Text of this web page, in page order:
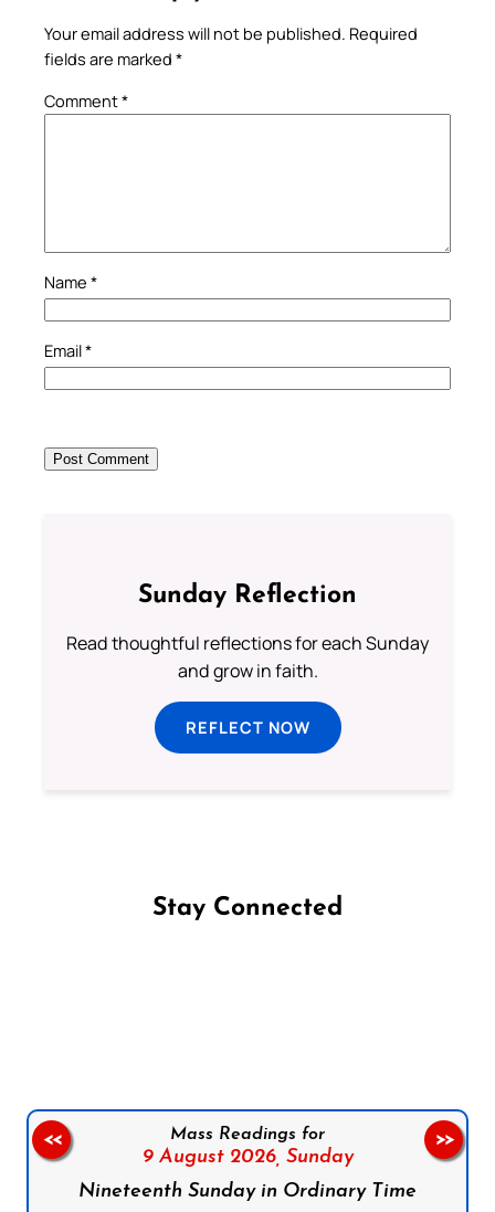
Your email address will not be published. Required
fields are marked *
Comment*
Name *
Email*
Sunday Reflection
Read thoughtful reflections for each Sunday
and grow in faith.
REFLECT NOW
Stay Connected
Mass Readings for
9 August 2026, Sunday
Nineteenth Sunday in Ordinary Time
<< >>